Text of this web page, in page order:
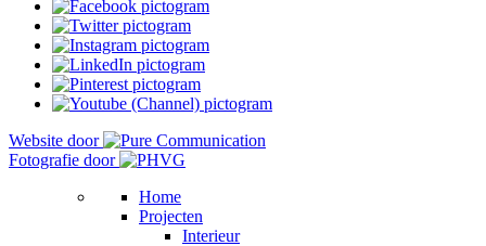
Website door
Fotografie door
Home
Projecten
Interieur